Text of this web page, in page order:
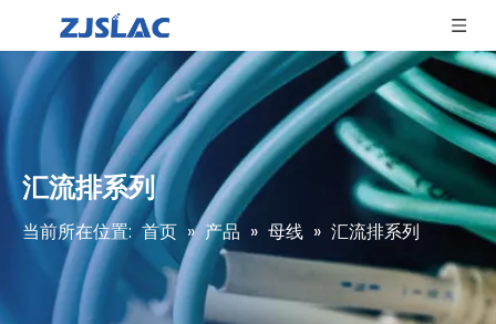
汇流排系列
当前所在位置: 首页 » 产品 » 母线 » 汇流排系列